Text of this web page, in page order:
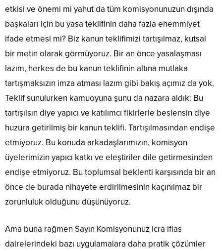
etkisi ve önemi mi yahut da tüm komisyonunuzun dışında
başkaları için bu yasa teklifinin daha fazla ehemmiyet
ifade etmesi mi? Biz kanun teklifimizi tartışılmaz, kutsal
bir metin olarak görmüyoruz. Bir an önce yasalaşması
lazım, herkes de bu kanun teklifinin altına mutlaka
tartışmaksızın imza atması lazım gibi bakış açımız da yok.
Teklif sunulurken kamuoyuna şunu da nazara aldık: Bu
tartışılsın diye yapıcı ve katılımcı fikirlerle beslensin diye
huzura getirilmiş bir kanun teklifi. Tartışılmasından endişe
etmiyoruz. Bu konuda arkadaşlarımızın, komisyon
üyelerimizin yapıcı katkı ve eleştiriler dile getirmesinden
endişe etmiyoruz. Bu toplumsal beklenti karşısında bir an
önce de burada nihayete erdirilmesinin kaçınılmaz bir
zorunluluk olduğunu düşünüyoruz.
Ama buna rağmen Sayın Komisyonunuz icra iflas
dairelerindeki bazı uygulamalara daha pratik çözümler